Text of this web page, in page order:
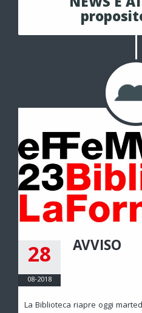
28
08-2018
AVVISO
La Biblioteca riapre oggi